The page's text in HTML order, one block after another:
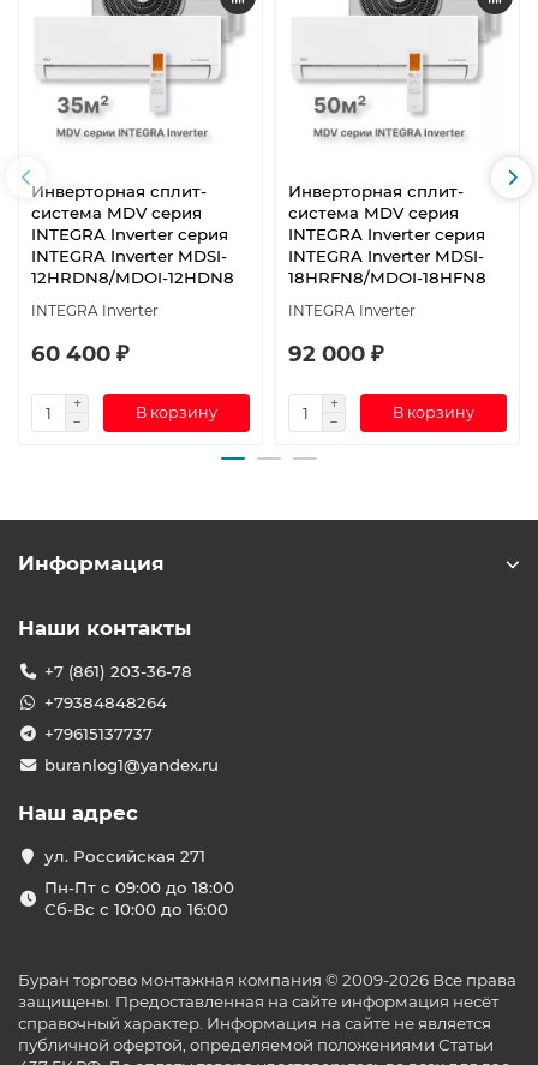
Инверторная сплит-
система MDV серия
INTEGRA Inverter серия
INTEGRA Inverter MDSI-
12HRDN8/MDOI-12HDN8
INTEGRA Inverter
60 400 ₽
В корзину
Инверторная сплит-
система MDV серия
INTEGRA Inverter серия
INTEGRA Inverter MDSI-
18HRFN8/MDOI-18HFN8
INTEGRA Inverter
92 000 ₽
В корзину
Информация
Наши контакты
+7 (861) 203-36-78
+79384848264
+79615137737
buranlog1@yandex.ru
Наш адрес
ул. Российская 271
Пн-Пт с 09:00 до 18:00
Сб-Вс с 10:00 до 16:00
Буран торгово монтажная компания © 2009-2026 Все права
защищены. Предоставленная на сайте информация несёт
справочный характер. Информация на сайте не является
публичной офертой, определяемой положениями Статьи